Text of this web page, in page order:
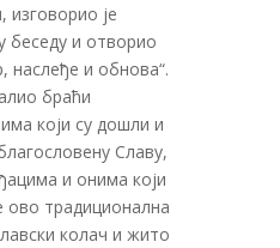
изговорио је
беседу и отворио
наслеђе и обнова“.
браћи
који су дошли и
Славу,
и онима који
ово традиционална
колач и жито